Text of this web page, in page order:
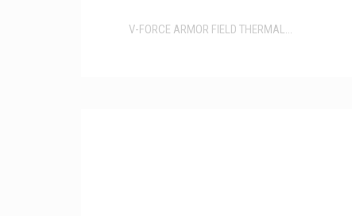
V-FORCE ARMOR FIELD THERMAL...